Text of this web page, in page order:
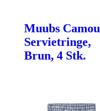
Muubs Camou
Servietringe,
Brun, 4 Stk.